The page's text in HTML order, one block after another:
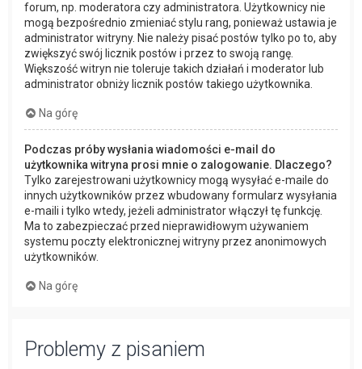
forum, np. moderatora czy administratora. Użytkownicy nie
mogą bezpośrednio zmieniać stylu rang, ponieważ ustawia je
administrator witryny. Nie należy pisać postów tylko po to, aby
zwiększyć swój licznik postów i przez to swoją rangę.
Większość witryn nie toleruje takich działań i moderator lub
administrator obniży licznik postów takiego użytkownika.
Na górę
Podczas próby wysłania wiadomości e-mail do
użytkownika witryna prosi mnie o zalogowanie. Dlaczego?
Tylko zarejestrowani użytkownicy mogą wysyłać e-maile do
innych użytkowników przez wbudowany formularz wysyłania
e-maili i tylko wtedy, jeżeli administrator włączył tę funkcję.
Ma to zabezpieczać przed nieprawidłowym używaniem
systemu poczty elektronicznej witryny przez anonimowych
użytkowników.
Na górę
Problemy z pisaniem